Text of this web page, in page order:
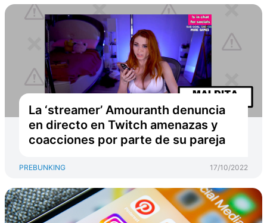
La ‘streamer’ Amouranth denuncia
en directo en Twitch amenazas y
coacciones por parte de su pareja
PREBUNKING 17/10/2022